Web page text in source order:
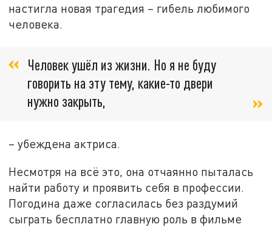
настигла новая трагедия – гибель любимого
человека.
Человек ушёл из жизни. Но я не буду
говорить на эту тему, какие-то двери
нужно закрыть,
– убеждена актриса.
Несмотря на всё это, она отчаянно пыталась
найти работу и проявить себя в профессии.
Погодина даже согласилась без раздумий
сыграть бесплатно главную роль в фильме